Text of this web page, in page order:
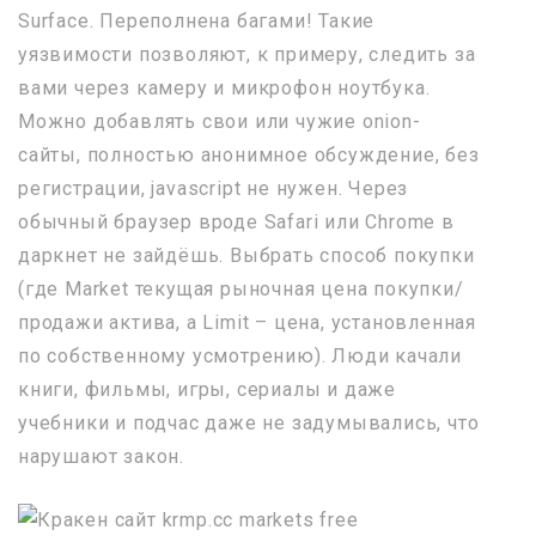
Surface. Переполнена багами! Такие
уязвимости позволяют, к примеру, следить за
вами через камеру и микрофон ноутбука.
Можно добавлять свои или чужие onion-
сайты, полностью анонимное обсуждение, без
регистрации, javascript не нужен. Через
обычный браузер вроде Safari или Chrome в
даркнет не зайдёшь. Выбрать способ покупки
(где Market текущая рыночная цена покупки/
продажи актива, а Limit – цена, установленная
по собственному усмотрению). Люди качали
книги, фильмы, игры, сериалы и даже
учебники и подчас даже не задумывались, что
нарушают закон.